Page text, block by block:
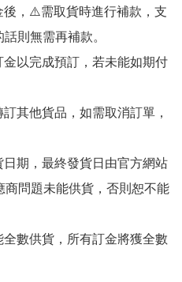
後，⚠️需取貨時進行補款，支
則無需再補款。
以完成預訂，若未能如期付
其他貨品，如需取消訂單，
期，最終發貨日由官方網站
問題未能供貨，否則恕不能
數供貨，所有訂金將獲全數